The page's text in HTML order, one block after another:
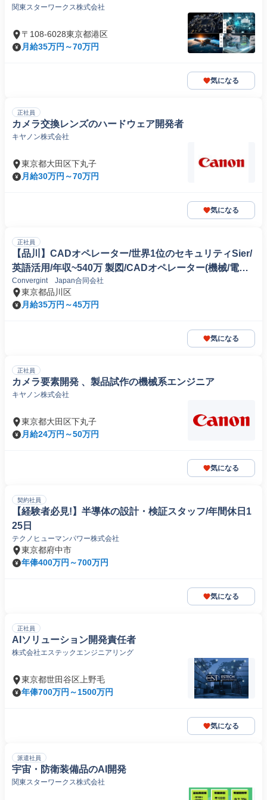
関東スターワークス株式会社
〒108-6028東京都港区
月給35万円～70万円
気になる
正社員
カメラ交換レンズのハードウェア開発者
キヤノン株式会社
東京都大田区下丸子
月給30万円～70万円
気になる
正社員
【品川】CADオペレーター/世界1位のセキュリティSier/
英語活用/年収~540万 製図/CADオペレーター(機械/電気/
電子製品専門職)
Convergint Japan合同会社
東京都品川区
月給35万円～45万円
気になる
正社員
カメラ要素開発 、製品試作の機械系エンジニア
キヤノン株式会社
東京都大田区下丸子
月給24万円～50万円
気になる
契約社員
【経験者必見!】半導体の設計・検証スタッフ/年間休日1
25日
テクノヒューマンパワー株式会社
東京都府中市
年俸400万円～700万円
気になる
正社員
AIソリューション開発責任者
株式会社エステックエンジニアリング
東京都世田谷区上野毛
年俸700万円～1500万円
気になる
派遣社員
宇宙・防衛装備品のAI開発
関東スターワークス株式会社